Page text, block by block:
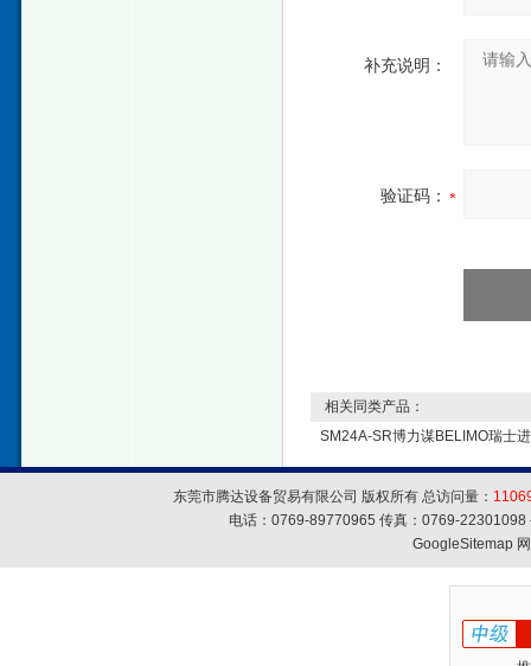
补充说明：
验证码：
相关同类产品：
SM24A-SR博力谋BELIMO瑞士
东莞市腾达设备贸易有限公司 版权所有 总访问量：
电话：0769-89770965 传真：0769-
GoogleSitemap网